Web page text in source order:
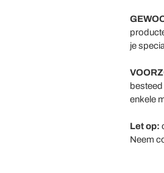
je
besteed
enkele
Let op:
Neem